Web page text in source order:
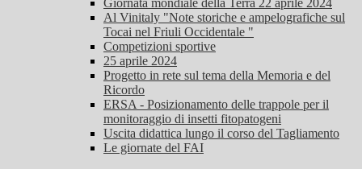
Giornata mondiale della Terra 22 aprile 2024
Al Vinitaly "Note storiche e ampelografiche sul
Tocai nel Friuli Occidentale "
Competizioni sportive
25 aprile 2024
Progetto in rete sul tema della Memoria e del
Ricordo
ERSA - Posizionamento delle trappole per il
monitoraggio di insetti fitopatogeni
Uscita didattica lungo il corso del Tagliamento
Le giornate del FAI